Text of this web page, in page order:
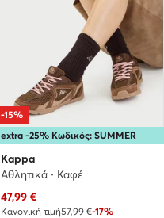
extra -25% Κωδικός: SUMMER
-15%
Kappa
Αθλητικά · Καφέ
Τρέχουσα τιμή
47,99 €
Κανονική τιμή57,99 €-17%